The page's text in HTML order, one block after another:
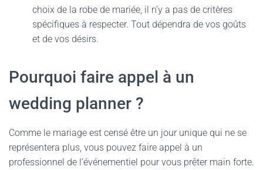
choix de la robe de mariée, il n’y a pas de critères
spécifiques à respecter. Tout dépendra de vos goûts
et de vos désirs.
Pourquoi faire appel à un
wedding planner ?
Comme le mariage est censé être un jour unique qui ne se
représentera plus, vous pouvez faire appel à un
professionnel de l’événementiel pour vous prêter main forte.